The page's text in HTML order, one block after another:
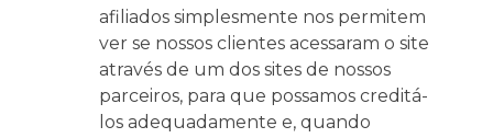
afiliados simplesmente nos permitem
ver se nossos clientes acessaram o site
através de um dos sites de nossos
parceiros, para que possamos creditá-
los adequadamente e, quando